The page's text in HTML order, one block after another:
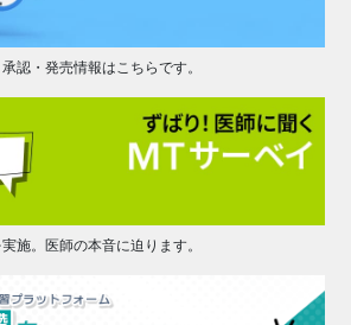
認・発売情報はこちらです。
施。医師の本音に迫ります。